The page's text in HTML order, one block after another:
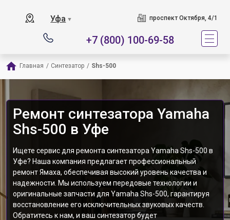
Уфа ▼ проспект Октября, 4/1
+7 (800) 100-69-58
Главная / Синтезатор / Shs-500
Ремонт синтезатора Yamaha
Shs-500 в Уфе
Ищете сервис для ремонта синтезатора Yamaha Shs-500 в
Уфе? Наша компания предлагает профессиональный
ремонт Ямаха, обеспечивая высокий уровень качества и
надежности. Мы используем передовые технологии и
оригинальные запчасти для Yamaha Shs-500, гарантируя
восстановление его исключительных звуковых качеств.
Обратитесь к нам, и ваш синтезатор будет